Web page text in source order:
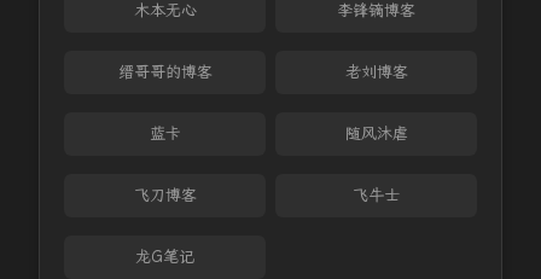
木本无心 李锋镝博客
缙哥哥的博客 老刘博客
蓝卡 随风沐虐
飞刀博客 飞牛士
龙G笔记